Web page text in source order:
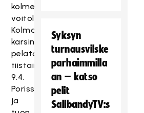
kolmella
voitolla.
Kolmas
karsintaottelu
pelataan
tiistaina
9.4.
Porissa
ja
Syksyn
turnausvilske
parhaimmilla
an – katso
pelit
SalibandyTV:s